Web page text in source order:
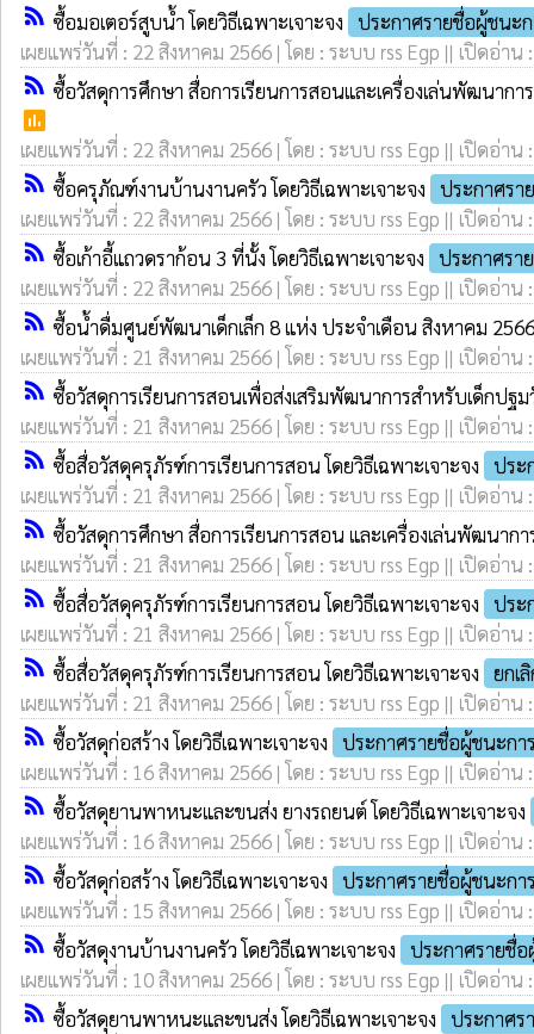
rss_feed ซื้อมอเตอร์สูบน้ำ โดยวิธีเฉพาะเจาะจง
ประกาศรายชื่อผู้ชนะ
เผยแพร่วันที่ : 22 สิงหาคม 2566 | โดย : ระบบ rss Egp || เปิดอ่าน
rss_feed ซื้อวัสดุการศึกษา สื่อการเรียนการสอนและเครื่องเล่นพัฒนา
poll
เผยแพร่วันที่ : 22 สิงหาคม 2566 | โดย : ระบบ rss Egp || เปิดอ่าน
rss_feed ซื้อครุภัณฑ์งานบ้านงานครัว โดยวิธีเฉพาะเจาะจง
ประกาศรา
เผยแพร่วันที่ : 22 สิงหาคม 2566 | โดย : ระบบ rss Egp || เปิดอ่าน
rss_feed ซื้อเก้าอี้แถวดราก้อน 3 ที่นั้ง โดยวิธีเฉพาะเจาะจง
ประกาศรา
เผยแพร่วันที่ : 22 สิงหาคม 2566 | โดย : ระบบ rss Egp || เปิดอ่าน
rss_feed ซื้อน้ำดื่มศูนย์พัฒนาเด็กเล็ก 8 แห่ง ประจำเดือน สิงหาคม 2566
เผยแพร่วันที่ : 21 สิงหาคม 2566 | โดย : ระบบ rss Egp || เปิดอ่าน
rss_feed ซื้อวัสดุการเรียนการสอนเพื่อส่งเสริมพัฒนาการสำหรับเด็กปฐ
เผยแพร่วันที่ : 21 สิงหาคม 2566 | โดย : ระบบ rss Egp || เปิดอ่าน
rss_feed ซื้อสื่อวัสดุครุภัรฑ์การเรียนการสอน โดยวิธีเฉพาะเจาะจง
ประ
เผยแพร่วันที่ : 21 สิงหาคม 2566 | โดย : ระบบ rss Egp || เปิดอ่าน
rss_feed ซื้อวัสดุการศึกษา สื่อการเรียนการสอน และเครื่องเล่นพัฒนาก
เผยแพร่วันที่ : 21 สิงหาคม 2566 | โดย : ระบบ rss Egp || เปิดอ่าน
rss_feed ซื้อสื่อวัสดุครุภัรฑ์การเรียนการสอน โดยวิธีเฉพาะเจาะจง
ประ
เผยแพร่วันที่ : 21 สิงหาคม 2566 | โดย : ระบบ rss Egp || เปิดอ่าน
rss_feed ซื้อสื่อวัสดุครุภัรฑ์การเรียนการสอน โดยวิธีเฉพาะเจาะจง
ยกเ
เผยแพร่วันที่ : 21 สิงหาคม 2566 | โดย : ระบบ rss Egp || เปิดอ่าน
rss_feed ซื้อวัสดุก่อสร้าง โดยวิธีเฉพาะเจาะจง
ประกาศรายชื่อผู้ชนะกา
เผยแพร่วันที่ : 16 สิงหาคม 2566 | โดย : ระบบ rss Egp || เปิดอ่าน
rss_feed ซื้อวัสดุยานพาหนะและขนส่ง ยางรถยนต์ โดยวิธีเฉพาะเจาะจง
เผยแพร่วันที่ : 16 สิงหาคม 2566 | โดย : ระบบ rss Egp || เปิดอ่าน
rss_feed ซื้อวัสดุก่อสร้าง โดยวิธีเฉพาะเจาะจง
ประกาศรายชื่อผู้ชนะกา
เผยแพร่วันที่ : 15 สิงหาคม 2566 | โดย : ระบบ rss Egp || เปิดอ่าน
rss_feed ซื้อวัสดุงานบ้านงานครัว โดยวิธีเฉพาะเจาะจง
ประกาศรายชื่
เผยแพร่วันที่ : 10 สิงหาคม 2566 | โดย : ระบบ rss Egp || เปิดอ่าน
rss_feed ซื้อวัสดุยานพาหนะและขนส่ง โดยวิธีเฉพาะเจาะจง
ประกาศร